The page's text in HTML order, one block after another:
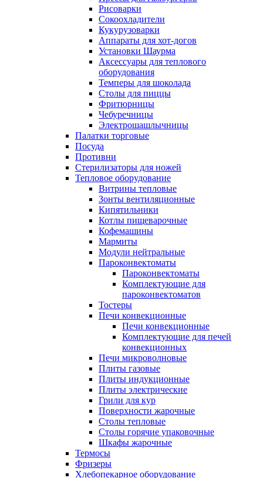
Рисоварки
Сокоохладители
Кукурузоварки
Аппараты для хот-догов
Установки Шаурма
Аксессуары для теплового
оборудования
Темперы для шоколада
Столы для пиццы
Фритюрницы
Чебуречницы
Электрошашлычницы
Палатки торговые
Посуда
Противни
Стерилизаторы для ножей
Тепловое оборудование
Витрины тепловые
Зонты вентиляционные
Кипятильники
Котлы пищеварочные
Кофемашины
Мармиты
Модули нейтральные
Пароконвектоматы
Пароконвектоматы
Комплектующие для
пароконвектоматов
Тостеры
Печи конвекционные
Печи конвекционные
Комплектующие для печей
конвекционных
Печи микроволновые
Плиты газовые
Плиты индукционные
Плиты электрические
Грили для кур
Поверхности жарочные
Столы тепловые
Столы горячие упаковочные
Шкафы жарочные
Термосы
Фризеры
Хлебопекарное оборудование